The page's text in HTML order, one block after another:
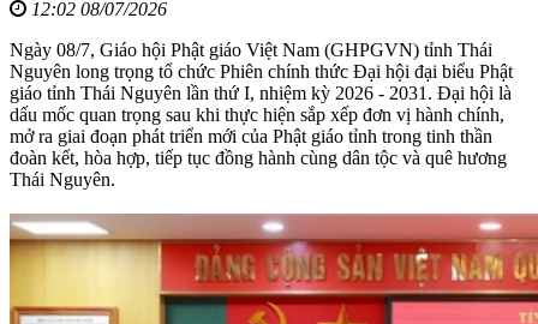
12:02 08/07/2026
Ngày 08/7, Giáo hội Phật giáo Việt Nam (GHPGVN) tỉnh Thái
Nguyên long trọng tổ chức Phiên chính thức Đại hội đại biểu Phật
giáo tỉnh Thái Nguyên lần thứ I, nhiệm kỳ 2026 - 2031. Đại hội là
dấu mốc quan trọng sau khi thực hiện sắp xếp đơn vị hành chính,
mở ra giai đoạn phát triển mới của Phật giáo tỉnh trong tinh thần
đoàn kết, hòa hợp, tiếp tục đồng hành cùng dân tộc và quê hương
Thái Nguyên.